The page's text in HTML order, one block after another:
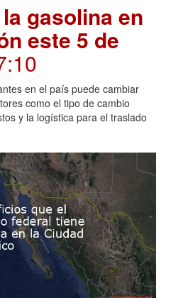
gasolina en
este 5 de
en el país puede cambiar
como el tipo de cambio
y la logística para el traslado